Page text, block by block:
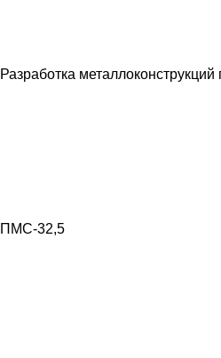
Разработка
ПМС-32,5